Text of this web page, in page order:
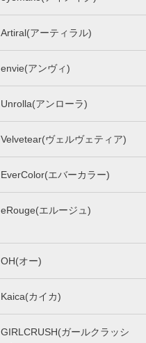
Artiral(アーティラル)
envie(アンヴィ)
Unrolla(アンローラ)
Velvetear(ヴェルヴェティア)
EverColor(エバーカラー)
eRouge(エルージュ)
OH(オー)
Kaica(カイカ)
GIRLCRUSH(ガールクラッシ